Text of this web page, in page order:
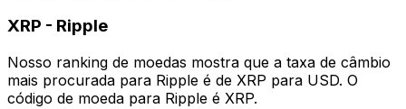
XRP - Ripple
Nosso ranking de moedas mostra que a taxa de câmbio
mais procurada para Ripple é de XRP para USD. O
código de moeda para Ripple é XRP.